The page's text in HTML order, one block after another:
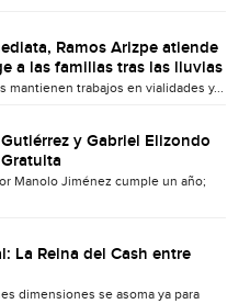
Ramos Arizpe atiende
a las familias tras las lluvias
mantienen trabajos en vialidades y...
y Gabriel Elizondo
Manolo Jiménez cumple un año;
La Reina del Cash entre
dimensiones se asoma ya para